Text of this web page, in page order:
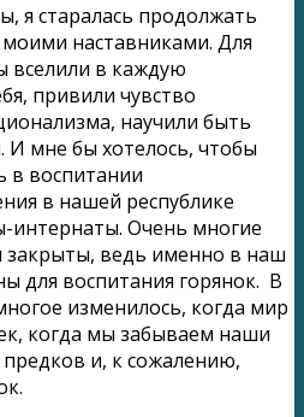
я старалась продолжать
наставниками. Для
вселили в каждую
привили чувство
научили быть
мне бы хотелось, чтобы
в воспитании
в нашей республике
интернаты. Очень многие
закрыты, ведь именно в наш
для воспитания горянок. В
изменилось, когда мир
когда мы забываем наши
и, к сожалению,